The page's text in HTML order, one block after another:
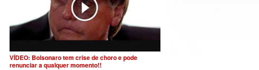
VÍDEO: Bolsonaro tem crise de choro e pode
renunciar a qualquer momento!!